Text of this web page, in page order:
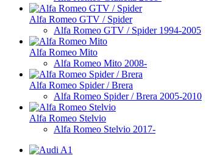
Alfa Romeo GTV / Spider
Alfa Romeo GTV / Spider 1994-2005
Alfa Romeo Mito
Alfa Romeo Mito 2008-
Alfa Romeo Spider / Brera
Alfa Romeo Spider / Brera 2005-2010
Alfa Romeo Stelvio
Alfa Romeo Stelvio 2017-